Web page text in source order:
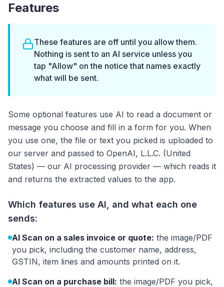
Features
These features are off until you allow them.
Nothing is sent to an AI service unless you
tap "Allow" on the notice that names exactly
what will be sent.
Some optional features use AI to read a document or
message you choose and fill in a form for you. When
you use one, the file or text you picked is uploaded to
our server and passed to OpenAI, L.L.C. (United
States) — our AI processing provider — which reads it
and returns the extracted values to the app.
Which features use AI, and what each one
sends:
AI Scan on a sales invoice or quote: the image/PDF
you pick, including the customer name, address,
GSTIN, item lines and amounts printed on it.
AI Scan on a purchase bill: the image/PDF you pick,